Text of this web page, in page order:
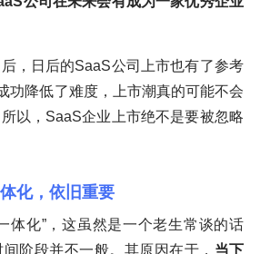
，日后的SaaS公司上市也有了参考
功降低了难度，上市潮真的可能不会
以，SaaS企业上市绝不是要被忽略
化，依旧重要
体化”，这虽然是一个老生常谈的话
阶段并不一般。其原因在于， 当下